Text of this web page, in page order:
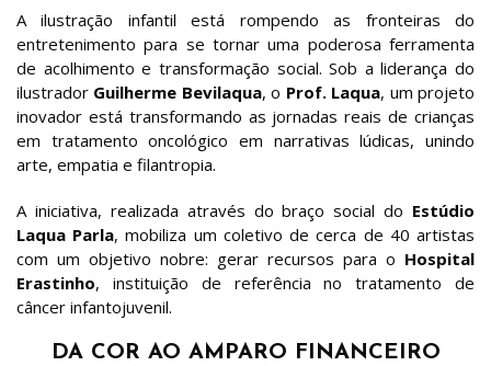
A ilustração infantil está rompendo as fronteiras do
entretenimento para se tornar uma poderosa ferramenta
de acolhimento e transformação social. Sob a liderança do
ilustrador Guilherme Bevilaqua, o Prof. Laqua, um projeto
inovador está transformando as jornadas reais de crianças
em tratamento oncológico em narrativas lúdicas, unindo
arte, empatia e filantropia.
A iniciativa, realizada através do braço social do Estúdio
Laqua Parla, mobiliza um coletivo de cerca de 40 artistas
com um objetivo nobre: gerar recursos para o Hospital
Erastinho, instituição de referência no tratamento de
câncer infantojuvenil.
DA COR AO AMPARO FINANCEIRO